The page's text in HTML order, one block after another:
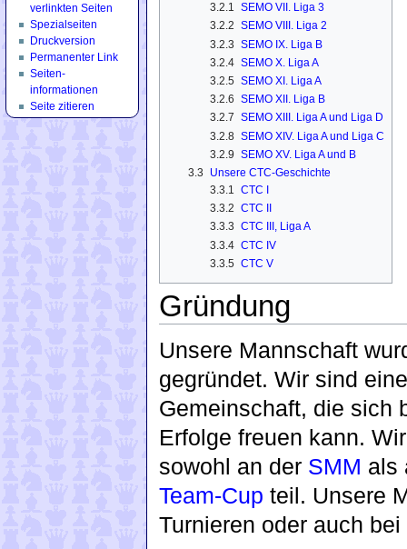
3.2.1 SEMO VII. Liga 3
3.2.2 SEMO VIII. Liga 2
3.2.3 SEMO IX. Liga B
3.2.4 SEMO X. Liga A
3.2.5 SEMO XI. Liga A
3.2.6 SEMO XII. Liga B
3.2.7 SEMO XIII. Liga A und Liga D
3.2.8 SEMO XIV. Liga A und Liga C
3.2.9 SEMO XV. Liga A und B
3.3
Unsere CTC-Geschichte
3.3.1 CTC I
3.3.2 CTC II
3.3.3 CTC III, Liga A
3.3.4 CTC IV
3.3.5 CTC V
Gründung
Unsere Mannschaft
gegründet. Wir sind
Gemeinschaft, die sich
Erfolge freuen kann.
sowohl an der SMM als
Team-Cup teil. Unsere
Turnieren oder auch
verlinkten Seiten
Spezialseiten
Druckversion
Permanenter Link
Seiten­
informationen
Seite zitieren